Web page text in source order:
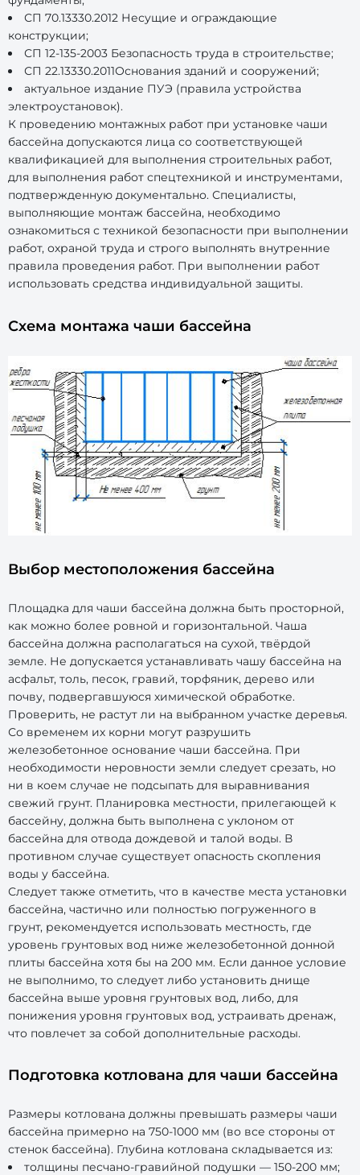
СП 70.13330.2012 Несущие и ограждающие
конструкции;
СП 12-135-2003 Безопасность труда в строительстве;
СП 22.13330.2011Основания зданий и сооружений;
актуальное издание ПУЭ (правила устройства
электроустановок).
К проведению монтажных работ при установке чаши
бассейна допускаются лица со соответствующей
квалификацией для выполнения строительных работ,
для выполнения работ спецтехникой и инструментами,
подтвержденную документально. Специалисты,
выполняющие монтаж бассейна, необходимо
ознакомиться с техникой безопасности при выполнении
работ, охраной труда и строго выполнять внутренние
правила проведения работ. При выполнении работ
использовать средства индивидуальной защиты.
Схема монтажа чаши бассейна
Выбор местоположения бассейна
Площадка для чаши бассейна должна быть просторной,
как можно более ровной и горизонтальной. Чаша
бассейна должна располагаться на сухой, твёрдой
земле. Не допускается устанавливать чашу бассейна на
асфальт, толь, песок, гравий, торфяник, дерево или
почву, подвергавшуюся химической обработке.
Проверить, не растут ли на выбранном участке деревья.
Со временем их корни могут разрушить
железобетонное основание чаши бассейна. При
необходимости неровности земли следует срезать, но
ни в коем случае не подсыпать для выравнивания
свежий грунт. Планировка местности, прилегающей к
бассейну, должна быть выполнена с уклоном от
бассейна для отвода дождевой и талой воды. В
противном случае существует опасность скопления
воды у бассейна.
Следует также отметить, что в качестве места установки
бассейна, частично или полностью погруженного в
грунт, рекомендуется использовать местность, где
уровень грунтовых вод ниже железобетонной донной
плиты бассейна хотя бы на 200 мм. Если данное условие
не выполнимо, то следует либо установить днище
бассейна выше уровня грунтовых вод, либо, для
понижения уровня грунтовых вод, устраивать дренаж,
что повлечет за собой дополнительные расходы.
Подготовка котлована для чаши бассейна
Размеры котлована должны превышать размеры чаши
бассейна примерно на 750-1000 мм (во все стороны от
стенок бассейна). Глубина котлована складывается из:
толщины песчано-гравийной подушки — 150-200 мм;